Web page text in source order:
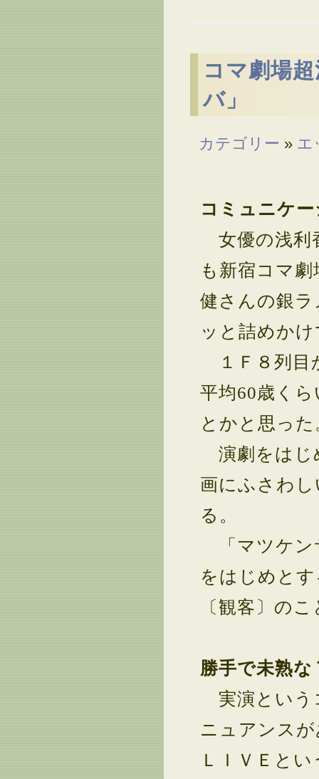
コマ劇場
バ」
カテゴリー » エ
コミュニケ
女優の浅利
も新宿コマ
健さんの銀
ッと詰めか
１Ｆ８列目
平均60歳く
とかと思った
演劇をはじ
画にふさわ
る。
「マツケン
をはじめと
〔観客〕の
勝手で未熟
実演という
ニュアンス
ＬＩＶＥと